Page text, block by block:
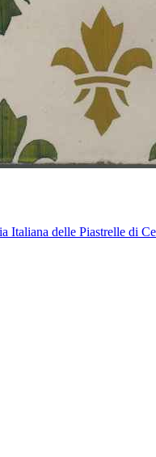
Italiana delle Piastrelle di